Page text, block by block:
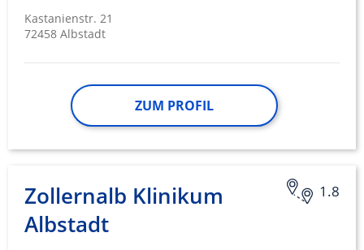
Kastanienstr. 21
72458 Albstadt
ZUM PROFIL
1.8
Zollernalb Klinikum
Albstadt